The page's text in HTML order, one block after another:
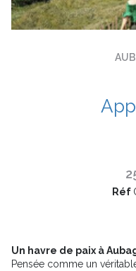
Réf
Un havre de paix à
Pensée comme un